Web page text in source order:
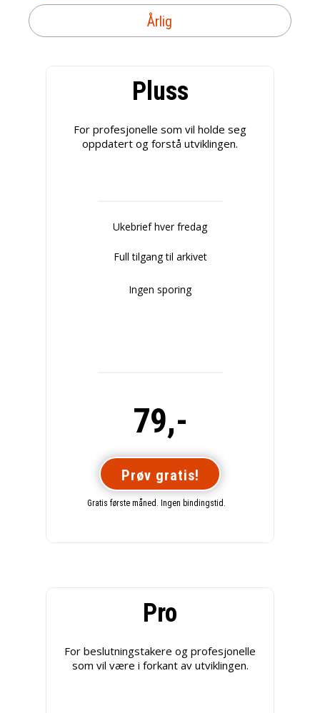
Årlig
Pluss
For profesjonelle som vil holde seg
oppdatert og forstå utviklingen.
Ukebrief hver fredag
Full tilgang til arkivet
Ingen sporing
79,-
Prøv gratis!
Gratis første måned. Ingen bindingstid.
Pro
For beslutningstakere og profesjonelle
som vil være i forkant av utviklingen.